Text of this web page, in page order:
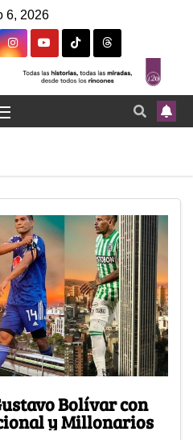
6, 2026
Bolívar con
y Millonarios